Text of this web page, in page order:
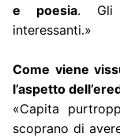
e poesia. Gli
interessanti.»
Come viene
l’aspetto
«Capita
scoprano di